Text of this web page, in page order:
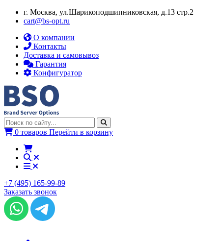
г. Москва, ул.​​Шарикоподшипниковская, д.13 стр.2
cart@bs-opt.ru
О компании
Контакты
Доставка и самовывоз
Гарантия
Конфигуратор
0 товаров Перейти в корзину
+7 (495) 165-99-89
Заказать звонок